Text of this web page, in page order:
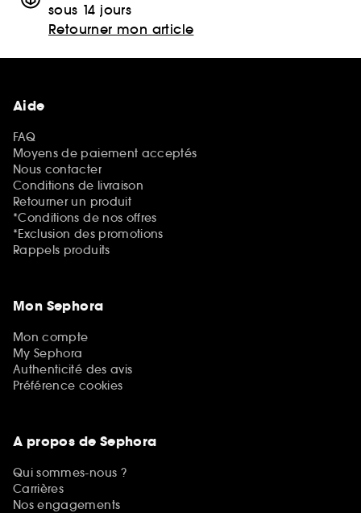
sous 14 jours
Retourner mon article
Aide
FAQ
Moyens de paiement acceptés
Nous contacter
Conditions de livraison
Retourner un produit
*Conditions de nos offres
*Exclusion des promotions
Rappels produits
Mon Sephora
Mon compte
My Sephora
Authenticité des avis
Préférence cookies
A propos de Sephora
Qui sommes-nous ?
Carrières
Nos engagements